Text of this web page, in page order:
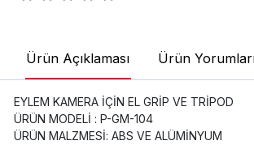
Ürün Açıklaması Ürün
EYLEM KAMERA İÇİN EL GRİP VE TRİPOD
ÜRÜN MODELİ : P-GM-104
ÜRÜN MALZMESİ: ABS VE ALÜMİNYUM